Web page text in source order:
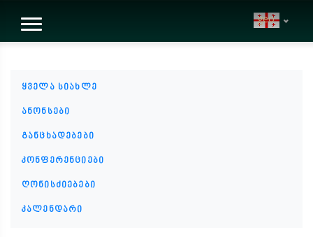
geo
ყველა სიახლე
ანონსები
განცხადებები
კონფერენციები
ღონისძიებები
კალენდარი